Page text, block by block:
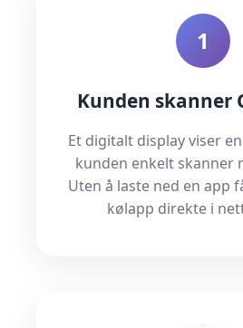
1
Kunden skanner
Et digitalt display viser
kunden enkelt skanner
Uten å laste ned en app
kølapp direkte i